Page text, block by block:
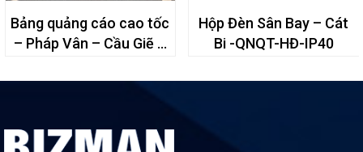
Bảng quảng cáo cao tốc
– Pháp Vân – Cầu Giẽ –
Hộp Đèn Sân Bay – Cát
Bi -QNQT-HĐ-IP40